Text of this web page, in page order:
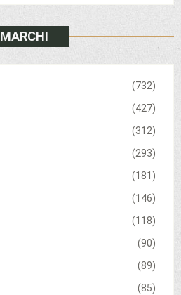
MARCHI
(732)
(427)
(312)
(293)
(181)
(146)
(118)
(90)
(89)
(85)